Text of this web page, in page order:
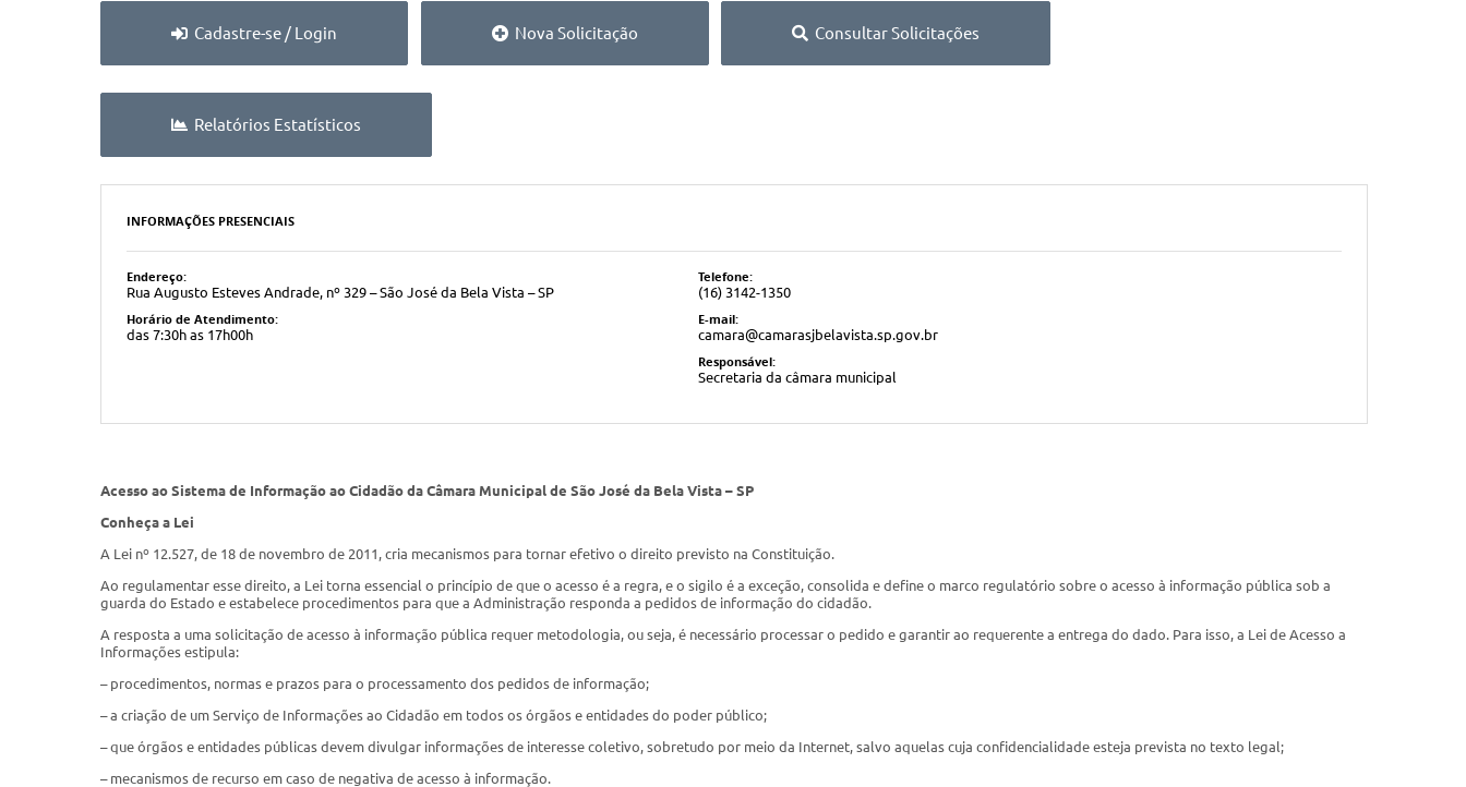
Telefones Úteis
Cadastre-se / Login Nova Solicitação Consultar Solicitações
Relatórios Estatísticos
INFORMAÇÕES PRESENCIAIS
Endereço:
Rua Augusto Esteves Andrade, nº 329 – São José da Bela Vista – SP
Horário de Atendimento:
das 7:30h as 17h00h
Telefone:
(16) 3142-1350
E-mail:
camara@camarasjbelavista.sp.gov.br
Responsável:
Secretaria da câmara municipal
Acesso ao Sistema de Informação ao Cidadão da Câmara Municipal de São José da Bela Vista – SP
Conheça a Lei
A Lei nº 12.527, de 18 de novembro de 2011, cria mecanismos para tornar efetivo o direito previsto na Constituição.
Ao regulamentar esse direito, a Lei torna essencial o princípio de que o acesso é a regra, e o sigilo é a exceção, consolida e define o marco regulatório sobre o acesso à informação pública sob a
guarda do Estado e estabelece procedimentos para que a Administração responda a pedidos de informação do cidadão.
A resposta a uma solicitação de acesso à informação pública requer metodologia, ou seja, é necessário processar o pedido e garantir ao requerente a entrega do dado. Para isso, a Lei de Acesso a
Informações estipula:
– procedimentos, normas e prazos para o processamento dos pedidos de informação;
– a criação de um Serviço de Informações ao Cidadão em todos os órgãos e entidades do poder público;
– que órgãos e entidades públicas devem divulgar informações de interesse coletivo, sobretudo por meio da Internet, salvo aquelas cuja confidencialidade esteja prevista no texto legal;
– mecanismos de recurso em caso de negativa de acesso à informação.